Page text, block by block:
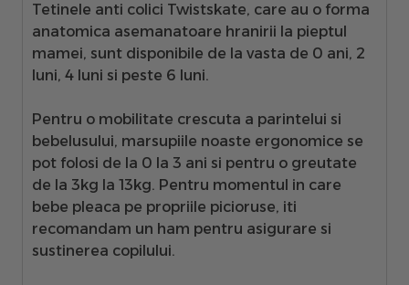
Tetinele anti colici Twistskate, care au o forma
anatomica asemanatoare hranirii la pieptul
mamei, sunt disponibile de la vasta de 0 ani, 2
luni, 4 luni si peste 6 luni.
Pentru o mobilitate crescuta a parintelui si
bebelusului, marsupiile noaste ergonomice se
pot folosi de la 0 la 3 ani si pentru o greutate
de la 3kg la 13kg. Pentru momentul in care
bebe pleaca pe propriile picioruse, iti
recomandam un ham pentru asigurare si
sustinerea copilului.